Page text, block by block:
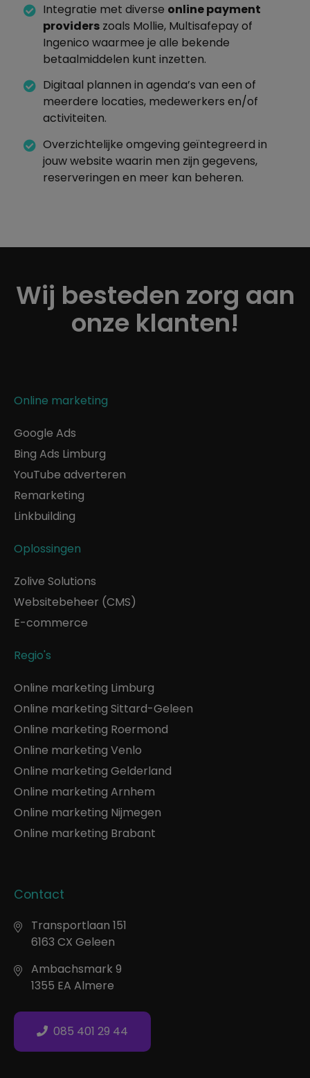
Integratie met diverse online payment
providers zoals Mollie, Multisafepay of
Ingenico waarmee je alle bekende
betaalmiddelen kunt inzetten.
Digitaal plannen in agenda’s van een of
meerdere locaties, medewerkers en/of
activiteiten.
Overzichtelijke omgeving geïntegreerd in
jouw website waarin men zijn gegevens,
reserveringen en meer kan beheren.
Wij besteden zorg aan
onze klanten!
Online marketing
Google Ads
Bing Ads Limburg
YouTube adverteren
Remarketing
Linkbuilding
Oplossingen
Zolive Solutions
Websitebeheer (CMS)
E-commerce
Regio's
Online marketing Limburg
Online marketing Sittard-Geleen
Online marketing Roermond
Online marketing Venlo
Online marketing Gelderland
Online marketing Arnhem
Online marketing Nijmegen
Online marketing Brabant
Contact
Transportlaan 151
6163 CX Geleen
Ambachsmark 9
1355 EA Almere
085 401 29 44